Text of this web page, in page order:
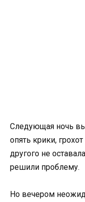
Следующая ночь
опять крики,
другого не
решили проблему.
Но вечером